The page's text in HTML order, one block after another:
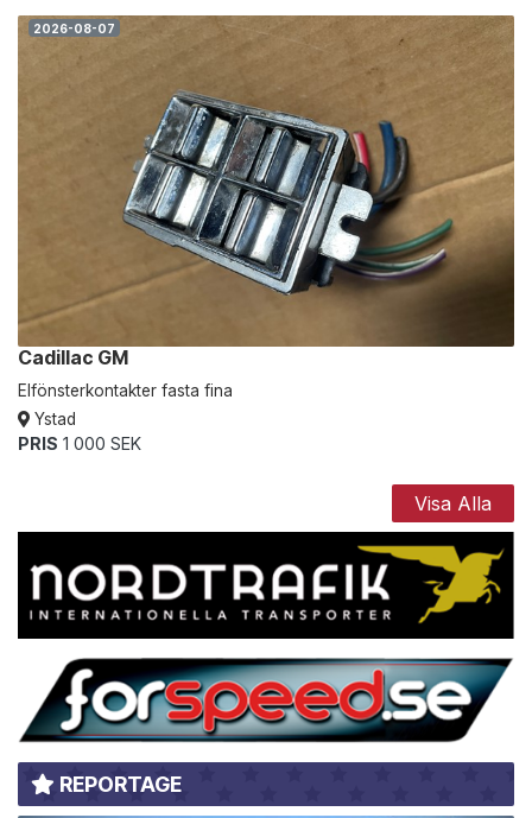
2026-08-07
Cadillac GM
Elfönsterkontakter fasta fina
Ystad
PRIS 1 000 SEK
Visa Alla
REPORTAGE